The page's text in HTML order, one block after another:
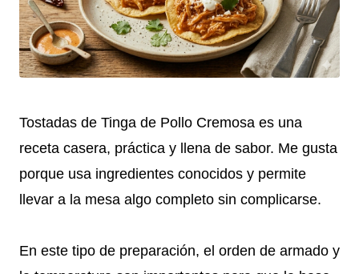
Tostadas de Tinga de Pollo Cremosa es una
receta casera, práctica y llena de sabor. Me gusta
porque usa ingredientes conocidos y permite
llevar a la mesa algo completo sin complicarse.
En este tipo de preparación, el orden de armado y